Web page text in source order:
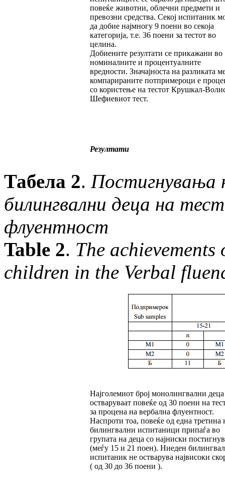
повеќе животни, облечни предмети и
превозни средства. Секој испитаник
да добие најмногу 9 поени во секоја
категорија, т.е. 36 поени за тестот во
целина.
Добиените резултати се прикажани во
номиналните и процентуалните
вредности. Значајноста на разликата
компарираните потпримероци е
со користење на тестот Крушкал-
Шефиевиот тест.
Резултати
Табела 2. Постигнувања
билингвални деца на
флуентност
Table 2. The
children in the Verbal
Најголемиот број монолингвални деца
остваруваат повеќе од 30 поени на
за процена на вербална флуентност.
Наспроти тоа, повеќе од една третина
билингвални испитаници припаѓа во
групата на деца со најниски
(меѓу 15 и 21 поен). Ниеден
испитаник не остварува највисоки
( од 30 до 36 поени ).